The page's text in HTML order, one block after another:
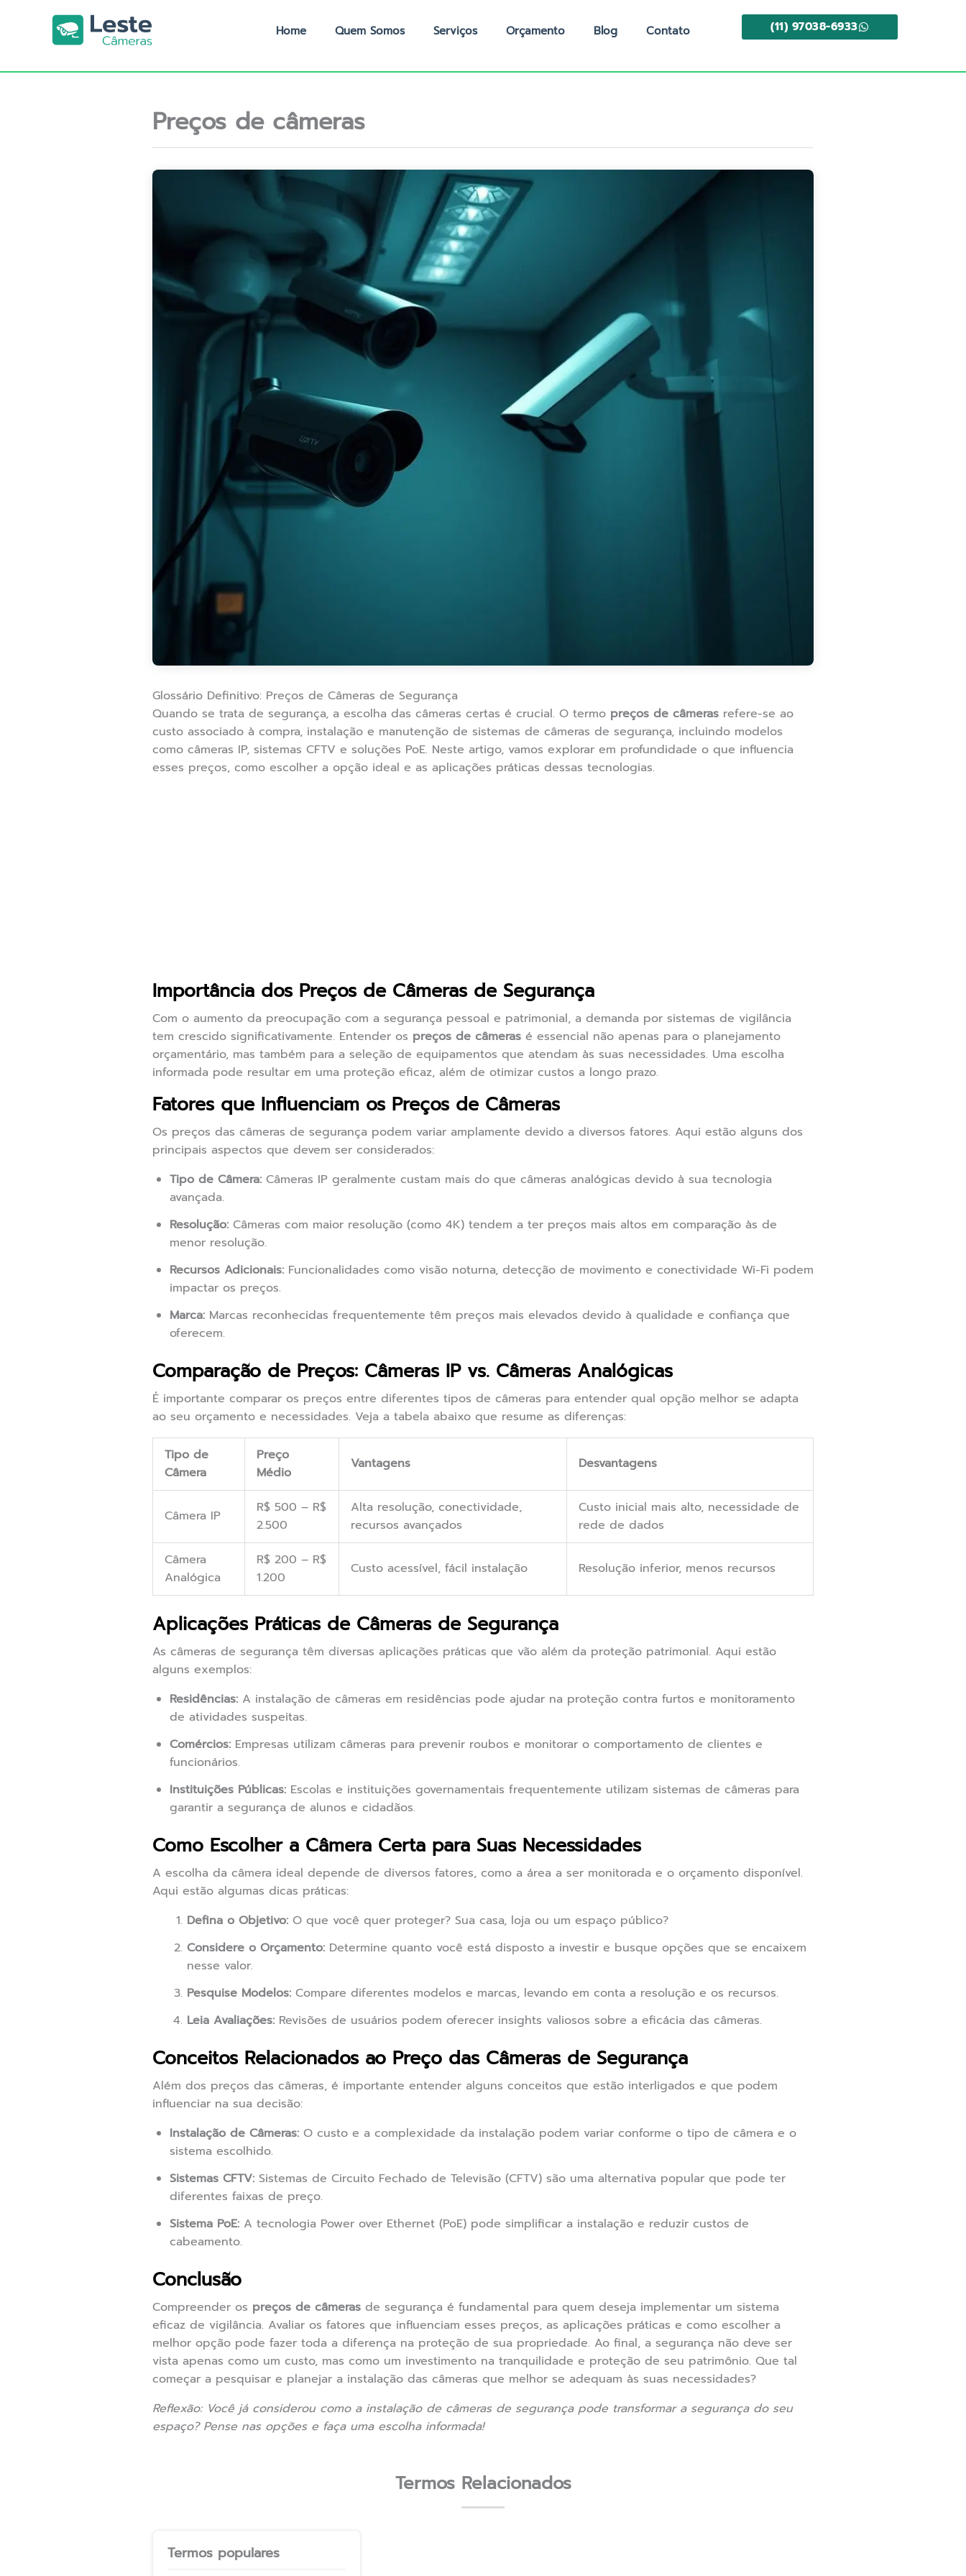
Home Quem Somos Serviços Orçamento Blog Contato (11) 97038-6933
Preços de câmeras
Glossário Definitivo: Preços de Câmeras de Segurança
Quando se trata de segurança, a escolha das câmeras certas é crucial. O termo preços de câmeras refere-se ao
custo associado à compra, instalação e manutenção de sistemas de câmeras de segurança, incluindo modelos
como câmeras IP, sistemas CFTV e soluções PoE. Neste artigo, vamos explorar em profundidade o que influencia
esses preços, como escolher a opção ideal e as aplicações práticas dessas tecnologias.
Importância dos Preços de Câmeras de Segurança
Com o aumento da preocupação com a segurança pessoal e patrimonial, a demanda por sistemas de vigilância
tem crescido significativamente. Entender os preços de câmeras é essencial não apenas para o planejamento
orçamentário, mas também para a seleção de equipamentos que atendam às suas necessidades. Uma escolha
informada pode resultar em uma proteção eficaz, além de otimizar custos a longo prazo.
Fatores que Influenciam os Preços de Câmeras
Os preços das câmeras de segurança podem variar amplamente devido a diversos fatores. Aqui estão alguns dos
principais aspectos que devem ser considerados:
Tipo de Câmera: Câmeras IP geralmente custam mais do que câmeras analógicas devido à sua tecnologia
avançada.
Resolução: Câmeras com maior resolução (como 4K) tendem a ter preços mais altos em comparação às de
menor resolução.
Recursos Adicionais: Funcionalidades como visão noturna, detecção de movimento e conectividade Wi-Fi podem
impactar os preços.
Marca: Marcas reconhecidas frequentemente têm preços mais elevados devido à qualidade e confiança que
oferecem.
Comparação de Preços: Câmeras IP vs. Câmeras Analógicas
É importante comparar os preços entre diferentes tipos de câmeras para entender qual opção melhor se adapta
ao seu orçamento e necessidades. Veja a tabela abaixo que resume as diferenças:
Tipo de
Câmera
Preço
Médio
Vantagens Desvantagens
Câmera IP
R$ 500 – R$
2.500
Alta resolução, conectividade,
recursos avançados
Custo inicial mais alto, necessidade de
rede de dados
Câmera
Analógica
R$ 200 – R$
1.200
Custo acessível, fácil instalação Resolução inferior, menos recursos
Aplicações Práticas de Câmeras de Segurança
As câmeras de segurança têm diversas aplicações práticas que vão além da proteção patrimonial. Aqui estão
alguns exemplos:
Residências: A instalação de câmeras em residências pode ajudar na proteção contra furtos e monitoramento
de atividades suspeitas.
Comércios: Empresas utilizam câmeras para prevenir roubos e monitorar o comportamento de clientes e
funcionários.
Instituições Públicas: Escolas e instituições governamentais frequentemente utilizam sistemas de câmeras para
garantir a segurança de alunos e cidadãos.
Como Escolher a Câmera Certa para Suas Necessidades
A escolha da câmera ideal depende de diversos fatores, como a área a ser monitorada e o orçamento disponível.
Aqui estão algumas dicas práticas:
Defina o Objetivo: O que você quer proteger? Sua casa, loja ou um espaço público?
Considere o Orçamento: Determine quanto você está disposto a investir e busque opções que se encaixem
nesse valor.
Pesquise Modelos: Compare diferentes modelos e marcas, levando em conta a resolução e os recursos.
Leia Avaliações: Revisões de usuários podem oferecer insights valiosos sobre a eficácia das câmeras.
Conceitos Relacionados ao Preço das Câmeras de Segurança
Além dos preços das câmeras, é importante entender alguns conceitos que estão interligados e que podem
influenciar na sua decisão:
Instalação de Câmeras: O custo e a complexidade da instalação podem variar conforme o tipo de câmera e o
sistema escolhido.
Sistemas CFTV: Sistemas de Circuito Fechado de Televisão (CFTV) são uma alternativa popular que pode ter
diferentes faixas de preço.
Sistema PoE: A tecnologia Power over Ethernet (PoE) pode simplificar a instalação e reduzir custos de
cabeamento.
Conclusão
Compreender os preços de câmeras de segurança é fundamental para quem deseja implementar um sistema
eficaz de vigilância. Avaliar os fatores que influenciam esses preços, as aplicações práticas e como escolher a
melhor opção pode fazer toda a diferença na proteção de sua propriedade. Ao final, a segurança não deve ser
vista apenas como um custo, mas como um investimento na tranquilidade e proteção de seu patrimônio. Que tal
começar a pesquisar e planejar a instalação das câmeras que melhor se adequam às suas necessidades?
Reflexão: Você já considerou como a instalação de câmeras de segurança pode transformar a segurança do seu
espaço? Pense nas opções e faça uma escolha informada!
Termos Relacionados
Termos populares